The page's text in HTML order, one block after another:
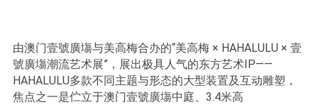
由澳门壹號廣塲与美高梅合办的“美高梅 × HAHALULU × 壹
號廣塲潮流艺术展”，展出极具人气的东方艺术IP——
HAHALULU多款不同主题与形态的大型装置及互动雕塑，
焦点之一是伫立于澳门壹號廣塲中庭、3.4米高